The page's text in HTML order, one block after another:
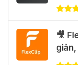
31
🐈
hình
31
🎥